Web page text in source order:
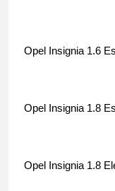
Opel Insignia 1.6
Opel Insignia 1.8
Opel Insignia 1.8